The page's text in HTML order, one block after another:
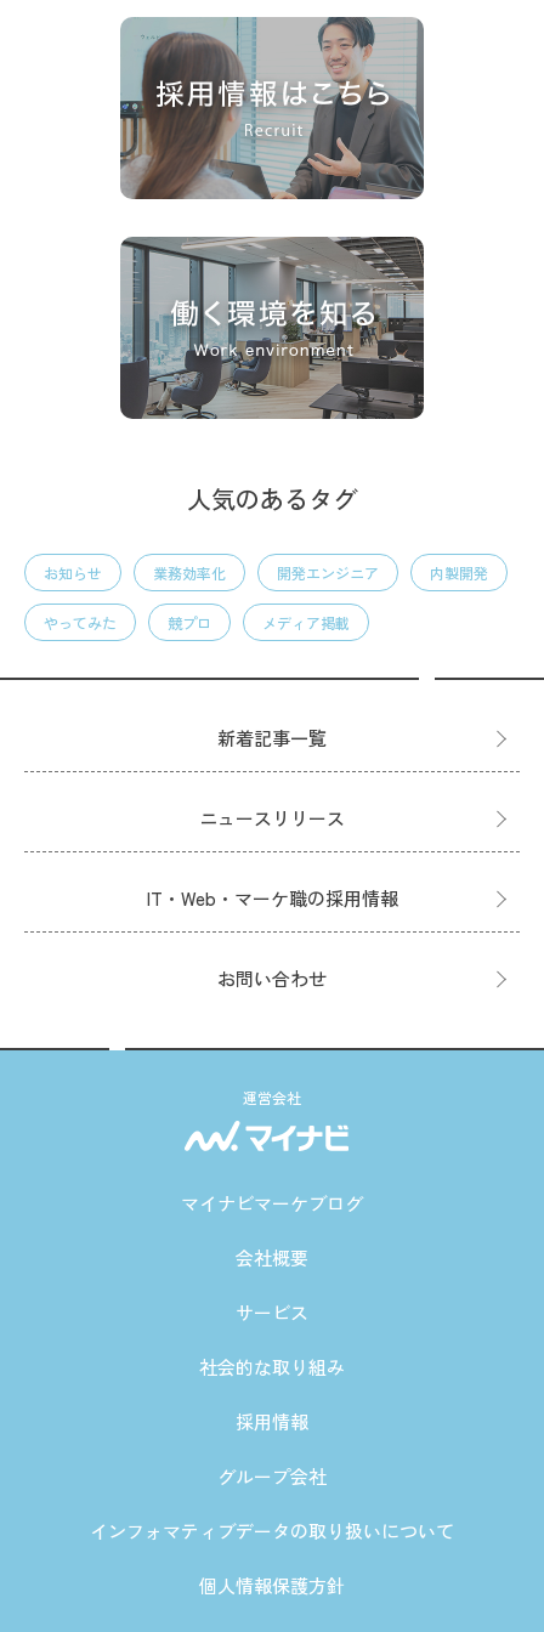
人気のあるタグ
お知らせ 業務効率化 開発エンジニア 内製開発
やってみた 競プロ メディア掲載
新着記事一覧
ニュースリリース
IT・Web・マーケ職の採用情報
お問い合わせ
運営会社
マイナビマーケブログ
会社概要
サービス
社会的な取り組み
採用情報
グループ会社
インフォマティブデータの取り扱いについて
個人情報保護方針